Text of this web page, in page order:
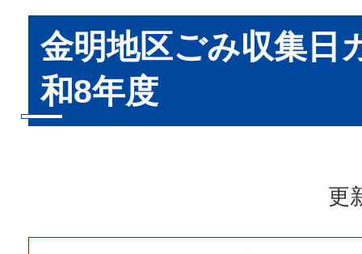
金明地区ごみ収集日
和8年度
更